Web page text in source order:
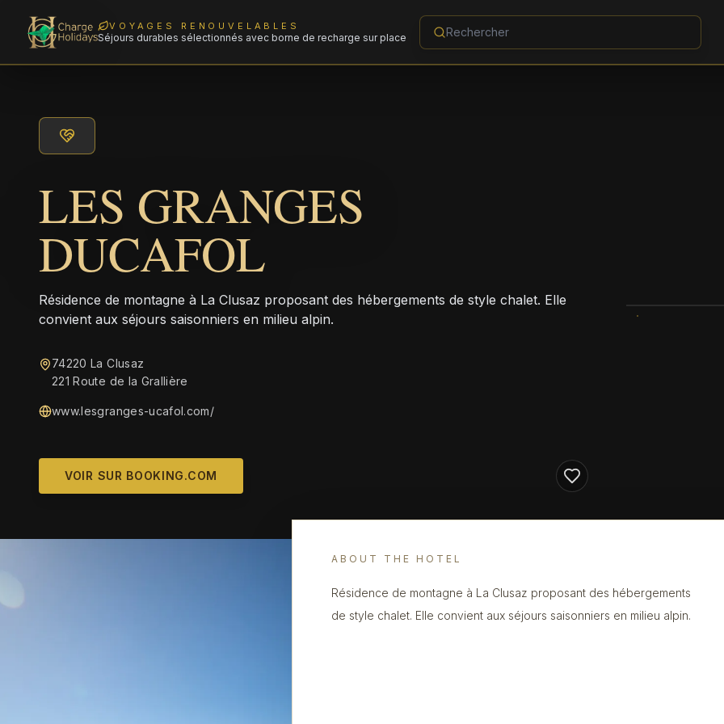
VOYAGES RENOUVELABLES
Séjours durables sélectionnés avec borne de recharge sur place
LES GRANGES
DUCAFOL
Résidence de montagne à La Clusaz proposant des hébergements de style chalet. Elle
convient aux séjours saisonniers en milieu alpin.
74220 La Clusaz
221 Route de la Grallière
www.lesgranges-ucafol.com/
VOIR SUR BOOKING.COM
ABOUT THE HOTEL
Résidence de montagne à La Clusaz proposant des hébergements
de style chalet. Elle convient aux séjours saisonniers en milieu alpin.